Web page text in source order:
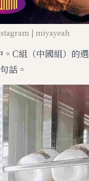
| miyayeah
C組（中國組）的
話。